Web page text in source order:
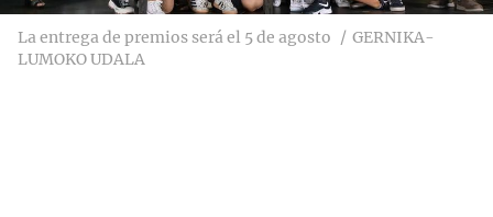
La entrega de premios será el 5 de agosto
GERNIKA-
LUMOKO UDALA